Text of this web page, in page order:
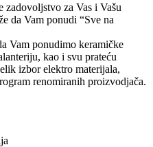
zadovoljstvo za Vas i Vašu
da Vam ponudi “Sve na
Vam ponudimo keramičke
kao i svu prateću
izbor elektro materijala,
renomiranih proizvodjača.